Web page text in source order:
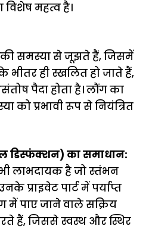
महत्व है।
समस्या से जूझते हैं, जिसमें
ही स्खलित हो जाते हैं,
पैदा होता है। लौंग का
को प्रभावी रूप से नियंत्रित
डिस्फंक्शन) का समाधान:
लाभदायक है जो स्तंभन
प्राइवेट पार्ट में पर्याप्त
में पाए जाने वाले सक्रिय
हैं, जिससे स्वस्थ और स्थिर